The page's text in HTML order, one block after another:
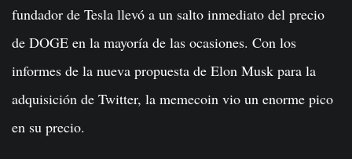
fundador de Tesla llevó a un salto inmediato del precio
de DOGE en la mayoría de las ocasiones. Con los
informes de la nueva propuesta de Elon Musk para la
adquisición de Twitter, la memecoin vio un enorme pico
en su precio.